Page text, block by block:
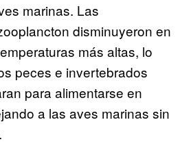
marinas. Las
disminuyeron en
más altas, lo
peces e invertebrados
para alimentarse en
a las aves marinas sin